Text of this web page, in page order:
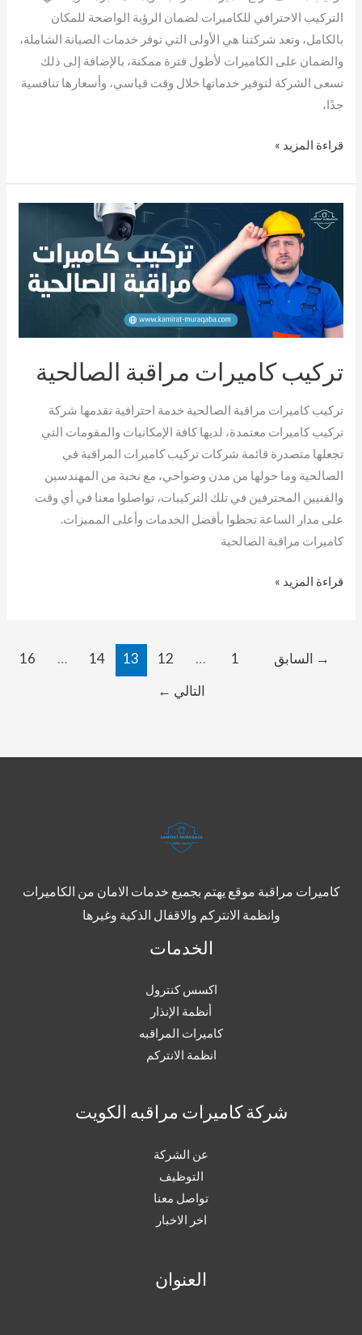
التركيب الاحترافي للكاميرات لضمان الرؤية الواضحة للمكان
بالكامل، وتعد شركتنا هي الأولى التي توفر خدمات الصيانة الشاملة،
والضمان على الكاميرات لأطول فترة ممكنة، بالإضافة إلى ذلك
تسعى الشركة لتوفير خدماتها خلال وقت قياسي، وأسعارها تنافسية
جدًا،
قراءة المزيد »
تركيب كاميرات مراقبة الصالحية
تركيب كاميرات مراقبة الصالحية خدمة احترافية تقدمها شركة
تركيب كاميرات معتمدة، لديها كافة الإمكانيات والمقومات التي
تجعلها متصدرة قائمة شركات تركيب كاميرات المراقبة في
الصالحية وما حولها من مدن وضواحي، مع نخبة من المهندسين
والفنيين المحترفين في تلك التركيبات، تواصلوا معنا في أي وقت
على مدار الساعة تحظوا بأفضل الخدمات وأعلى المميزات.
كاميرات مراقبة الصالحية
تركيب
كاميرات
الصالحية
قراءة المزيد »
→ السابق 1
…
12
13
14
…
16
التالي ←
كاميرات مراقبة موقع يهتم بجميع خدمات الامان من الكاميرات
وانظمة الانتركم والاقفال الذكية وغيرها
الخدمات
اكسس كنترول
أنظمة الإنذار
كاميرات المراقبه
انظمة الانتركم
شركة كاميرات مراقبه الكويت
عن الشركة
التوظيف
تواصل معنا
اخر الاخبار
العنوان